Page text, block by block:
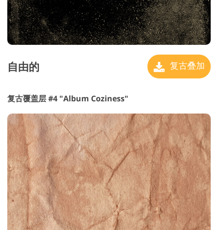
自由的 复古叠加
复古覆盖层 #4 "Album Coziness"